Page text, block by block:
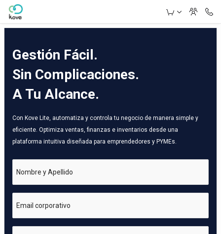
Skip to Main Content
Gestión Fácil.
Sin Complicaciones.
A Tu Alcance.
Con Kove Lite, automatiza y controla tu negocio de manera simple y
eficiente. Optimiza ventas, finanzas e inventarios desde una
plataforma intuitiva diseñada para emprendedores y PYMEs.
Nombre y Apellido
Email corporativo